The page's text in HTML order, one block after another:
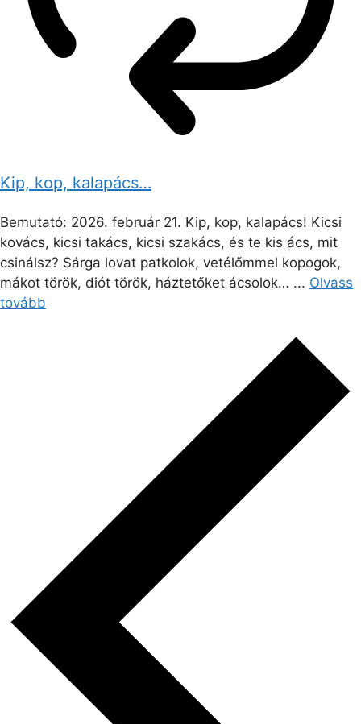
Kip, kop, kalapács…
Bemutató: 2026. február 21. Kip, kop, kalapács! Kicsi
kovács, kicsi takács, kicsi szakács, és te kis ács, mit
csinálsz? Sárga lovat patkolok, vetélőmmel kopogok,
mákot török, diót török, háztetőket ácsolok… ... Olvass
tovább